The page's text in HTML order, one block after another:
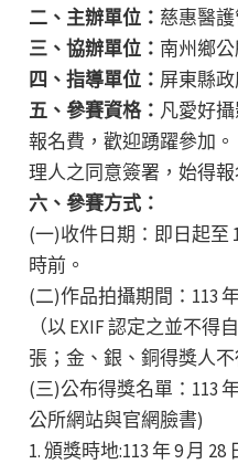
二、主辦單位： 慈惠醫
三、協辦單位： 南州鄉
四、指導單位： 屏東縣
五、參賽資格： 凡愛好
報名費，歡迎踴躍參加
理人之同意簽署，始得報
六、參賽方式：
(一)收件日期：即日起至
時前。
(二)作品拍攝期間：113 年
（以 EXIF 認定之並不得
張；金、銀、銅得獎人不
(三)公布得獎名單：113
公所網站與官網臉書)
1. 頒獎時地:113 年 9 月